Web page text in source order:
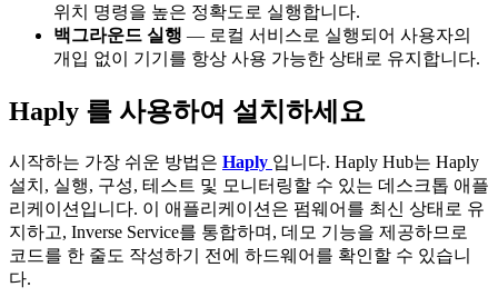
위치 명령을 높은 정확도로 실행합니다.
백그라운드 실행 — 로컬 서비스로 실행되어 사용자의
개입 없이 기기를 항상 사용 가능한 상태로 유지합니다.
Haply 를 사용하여 설치하세요
시작하는 가장 쉬운 방법은 Haply 입니다. Haply Hub는 Haply
설치, 실행, 구성, 테스트 및 모니터링할 수 있는 데스크톱 애플
리케이션입니다. 이 애플리케이션은 펌웨어를 최신 상태로 유
지하고, Inverse Service를 통합하며, 데모 기능을 제공하므로
코드를 한 줄도 작성하기 전에 하드웨어를 확인할 수 있습니
다.